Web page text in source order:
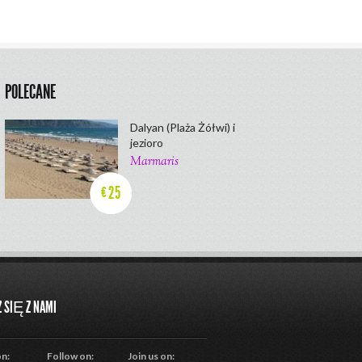
POLECANE
€25
Dalyan (Plaża Żółwi) i
jezioro
Marmaris
SIĘ Z NAMI
Follow on: Join us on: